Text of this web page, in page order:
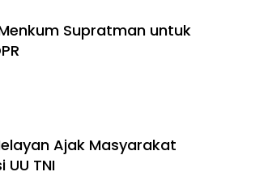
Supratman untuk
Ajak Masyarakat
TNI